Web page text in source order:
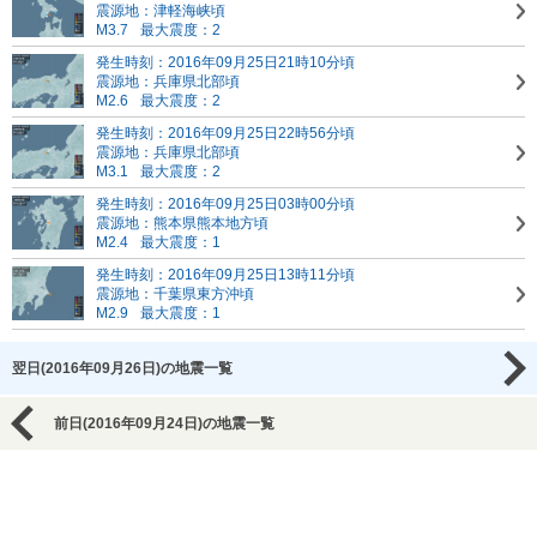
震源地：津軽海峡頃
M3.7
最大震度：2
発生時刻：2016年09月25日21時10分頃
震源地：兵庫県北部頃
M2.6
最大震度：2
発生時刻：2016年09月25日22時56分頃
震源地：兵庫県北部頃
M3.1
最大震度：2
発生時刻：2016年09月25日03時00分頃
震源地：熊本県熊本地方頃
M2.4
最大震度：1
発生時刻：2016年09月25日13時11分頃
震源地：千葉県東方沖頃
M2.9
最大震度：1
翌日(2016年09月26日)の地震一覧
前日(2016年09月24日)の地震一覧